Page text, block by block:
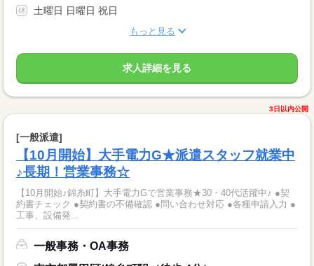
土曜日 日曜日 祝日
もっと見る
求人詳細を見る
3日以内公開
[一般派遣]
【10月開始】大手電力G★派遣スタッフ就業中
♪長期！営業事務☆
【10月開始♪錦糸町】大手電力Gで営業事務★30・40代活躍中♪ ●契
約書チェック ●契約書の不備確認 ●問い合わせ対応 ●各種申請入力 ●
工事、設備発...
一般事務・OA事務